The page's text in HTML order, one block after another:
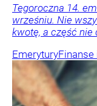
Tegoroczna 14.
wrześniu. Nie
kwotę, a część nie
EmeryturyFinanse